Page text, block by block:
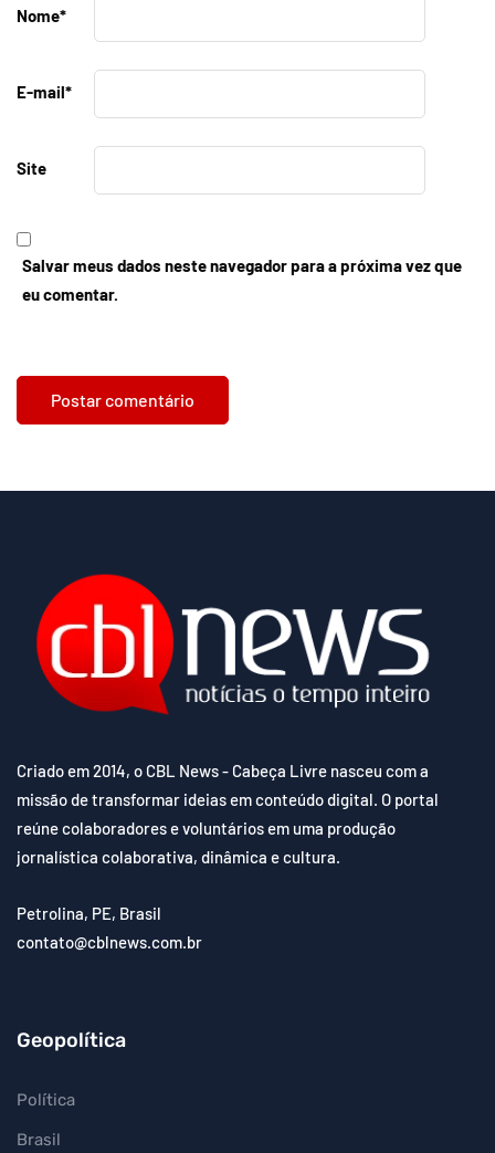
Nome*
E-mail*
Site
Salvar meus dados neste navegador para a próxima vez que
eu comentar.
Criado em 2014, o CBL News - Cabeça Livre nasceu com a
missão de transformar ideias em conteúdo digital. O portal
reúne colaboradores e voluntários em uma produção
jornalística colaborativa, dinâmica e cultura.
Petrolina, PE, Brasil
contato@cblnews.com.br
Geopolítica
Política
Brasil